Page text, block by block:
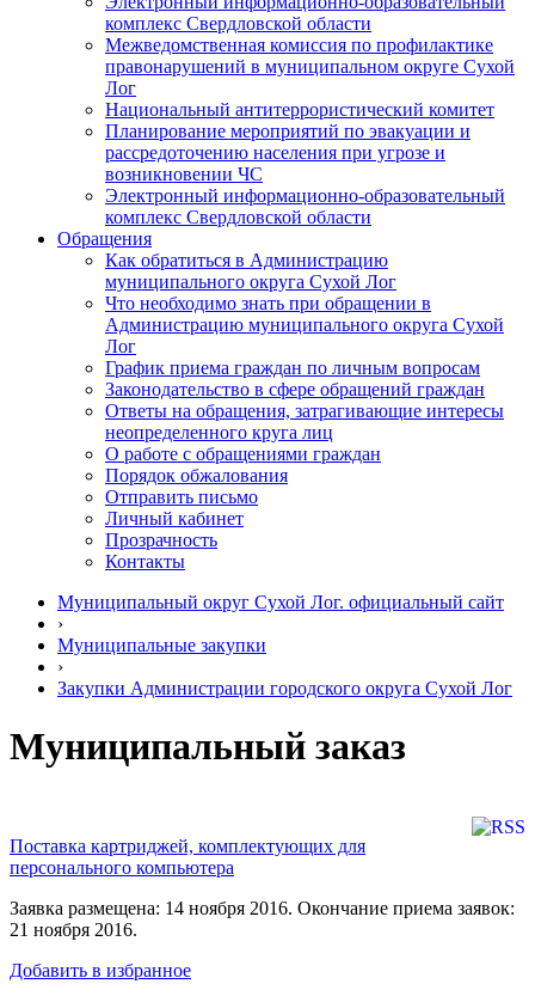
комплекс Cвердловской области
Межведомственная комиссия по профилактике
правонарушений в муниципальном округе Сухой
Лог
Национальный антитеррористический комитет
Планирование мероприятий по эвакуации и
рассредоточению населения при угрозе и
возникновении ЧС
Электронный информационно-образовательный
комплекс Свердловской области
Обращения
Как обратиться в Администрацию
муниципального округа Сухой Лог
Что необходимо знать при обращении в
Администрацию муниципального округа Сухой
Лог
График приема граждан по личным вопросам
Законодательство в сфере обращений граждан
Ответы на обращения, затрагивающие интересы
неопределенного круга лиц
О работе с обращениями граждан
Порядок обжалования
Отправить письмо
Личный кабинет
Прозрачность
Контакты
Муниципальный округ Сухой Лог. официальный сайт
›
Муниципальные закупки
›
Закупки Администрации городского округа Сухой Лог
Муниципальный заказ
Поставка картриджей, комплектующих для
персонального компьютера
Заявка размещена: 14 ноября 2016. Окончание приема заявок:
21 ноября 2016.
Добавить в избранное